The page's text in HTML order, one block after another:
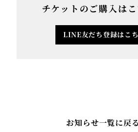
チケットのご購入は
LINE友だち登録はこ
お知らせ一覧に戻る